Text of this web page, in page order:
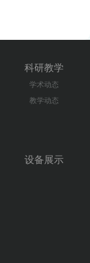
科研教学
学术动态
教学动态
设备展示